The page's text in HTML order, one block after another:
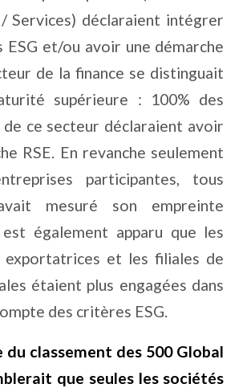
Services) déclaraient intégrer
ESG et/ou avoir une démarche
de la finance se distinguait
supérieure : 100% des
ce secteur déclaraient avoir
RSE. En revanche seulement
participantes, tous
mesuré son empreinte
également apparu que les
exportatrices et les filiales de
étaient plus engagées dans
des critères ESG.
classement des 500 Global
que seules les sociétés